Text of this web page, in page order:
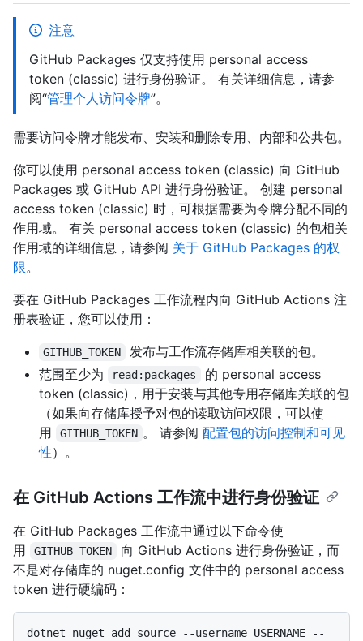
注意
GitHub Packages 仅支持使用 personal access
token (classic) 进行身份验证。 有关详细信息，请参
阅“管理个人访问令牌”。
需要访问令牌才能发布、安装和删除专用、内部和公共包。
你可以使用 personal access token (classic) 向 GitHub
Packages 或 GitHub API 进行身份验证。 创建 personal
access token (classic) 时，可根据需要为令牌分配不同的
作用域。 有关 personal access token (classic) 的包相关
作用域的详细信息，请参阅 关于 GitHub Packages 的权
限。
要在 GitHub Packages 工作流程内向 GitHub Actions 注
册表验证，您可以使用：
GITHUB_TOKEN
发布与工作流存储库相关联的包。
范围至少为
read:packages
的 personal access
token (classic)，用于安装与其他专用存储库关联的包
（如果向存储库授予对包的读取访问权限，可以使
用
GITHUB_TOKEN 。 请参阅 配置包的访问控制和可见
性）。
在 GitHub Actions 工作流中进行身份验证
在 GitHub Packages 工作流中通过以下命令使
用
GITHUB_TOKEN
向 GitHub Actions 进行身份验证，而
不是对存储库的 nuget.config 文件中的 personal access
token 进行硬编码：
dotnet nuget add source --username USERNAME --